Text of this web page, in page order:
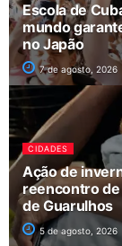
Escola de
mundo
no Japão
7 de agosto, 2026
CIDADES
Ação de
reencontro
de Guarulhos
5 de agosto, 2026